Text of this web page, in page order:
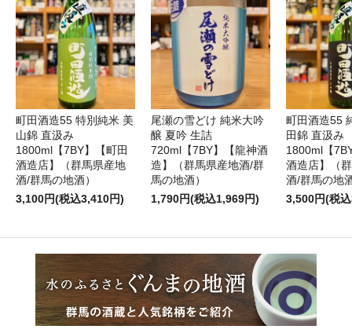
町田酒造55 特別純米 美
山錦 直汲み
1800ml【7BY】【町田
酒造店】（群馬県産地
酒/群馬の地酒）
3,100円(税込3,410円)
尾瀬の雪どけ 純米大吟
醸 夏吟 生詰
720ml【7BY】【龍神酒
造】（群馬県産地酒/群
馬の地酒）
1,790円(税込1,969円)
町田酒造55
田錦 直汲み
1800ml【
酒造店】（
酒/群馬の地
3,500円(税